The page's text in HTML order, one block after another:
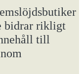
bidrar rikligt
till